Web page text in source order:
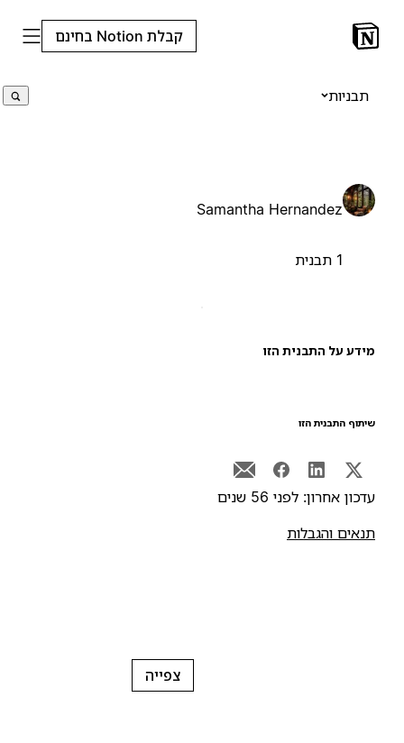
קבלת Notion בחינם
תבניות
Samantha Hernandez
על התבנית הזו
התבנית הזו
אחרון: לפני 56 שנים
והגבלות
צפייה